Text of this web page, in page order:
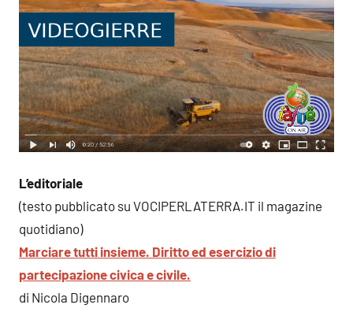
L’editoriale
(testo pubblicato su VOCIPERLATERRA.IT il magazine
quotidiano)
Marciare tutti insieme. Diritto ed esercizio di
partecipazione civica e civile.
di Nicola Digennaro